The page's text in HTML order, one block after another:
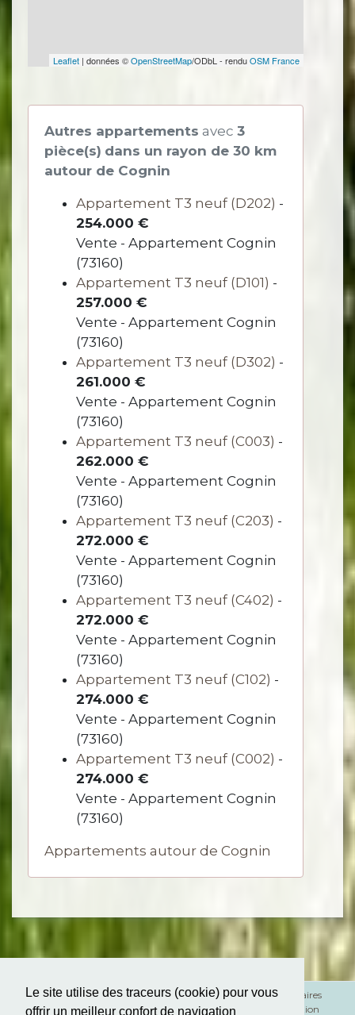
Le site utilise des traceurs (cookie) pour vous
offrir un meilleur confort de navigation
Leaflet | données ©OpenStreetMap/ODbL - renduOSM France
Autres appartements avec 3
pièce(s) dans un rayon de 30 km
autour de Cognin
Appartement T3 neuf (D202) -
254.000 €
Vente - Appartement Cognin
(73160)
Appartement T3 neuf (D101) -
257.000 €
Vente - Appartement Cognin
(73160)
Appartement T3 neuf (D302) -
261.000 €
Vente - Appartement Cognin
(73160)
Appartement T3 neuf (C003) -
262.000 €
Vente - Appartement Cognin
(73160)
Appartement T3 neuf (C203) -
272.000 €
Vente - Appartement Cognin
(73160)
Appartement T3 neuf (C402) -
272.000 €
Vente - Appartement Cognin
(73160)
Appartement T3 neuf (C102) -
274.000 €
Vente - Appartement Cognin
(73160)
Appartement T3 neuf (C002) -
274.000 €
Vente - Appartement Cognin
(73160)
Appartements autour de Cognin
Mentions légales
RGPD
Honoraires
Médiation